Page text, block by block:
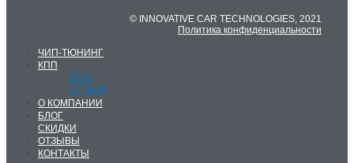
© INNOVATIVE CAR TECHNOLOGIES, 2021
Политика конфиденциальности
ЧИП-ТЮНИНГ
КПП
DSG
ZF 8HP
О КОМПАНИИ
БЛОГ
СКИДКИ
ОТЗЫВЫ
КОНТАКТЫ